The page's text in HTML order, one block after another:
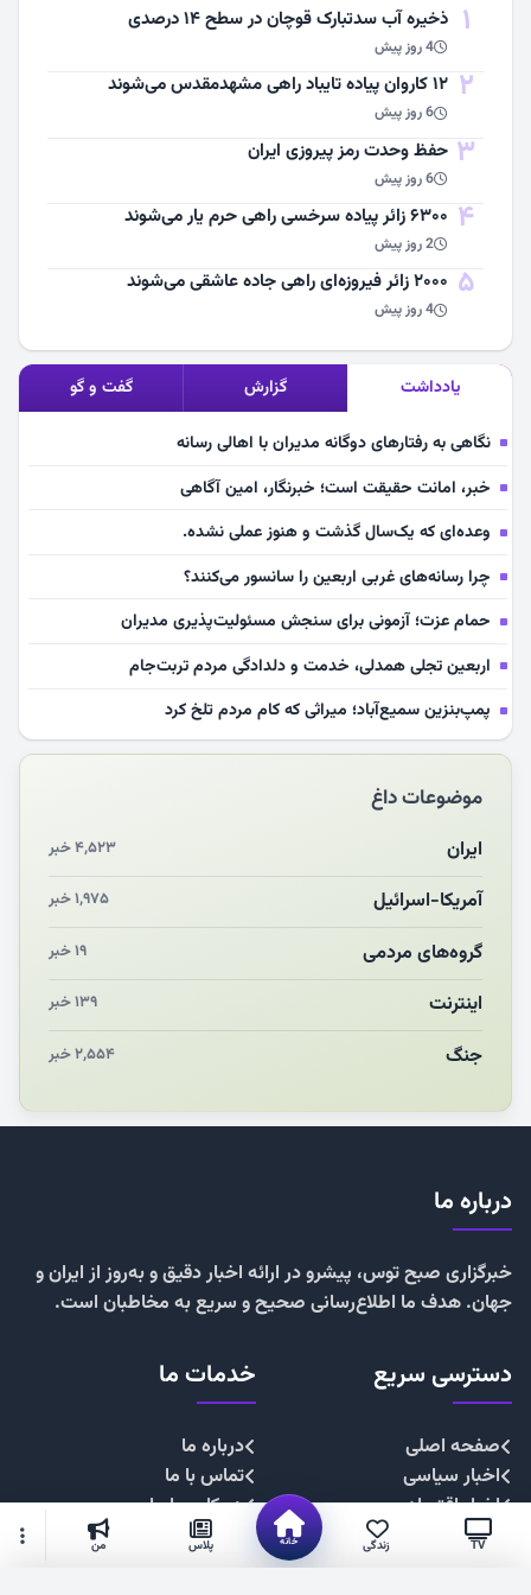
1 ذخیره آب سدتبارک قوچان در سطح ۱۴ درصدی
4 روز پیش
2 ۱۲ کاروان پیاده تایباد راهی مشهدمقدس می‌شوند
6 روز پیش
3 حفظ وحدت رمز پیروزی ایران
6 روز پیش
4 ۶۳۰۰ زائر پیاده سرخسی راهی حرم یار می‌شوند
2 روز پیش
5 ۲۰۰۰ زائر فیروزه‌ای راهی جاده عاشقی می‌شوند
4 روز پیش
یادداشت گزارش گفت و گو
نگاهی به رفتارهای دوگانه مدیران با اهالی رسانه
خبر، امانت حقیقت است؛ خبرنگار، امین آگاهی
وعده‌ای که یک‌سال گذشت و هنوز عملی نشده.
چرا رسانه‌های غربی اربعین را سانسور می‌کنند؟
حمام عزت؛ آزمونی برای سنجش مسئولیت‌پذیری مدیران
اربعین تجلی همدلی، خدمت و دلدادگی مردم تربت‌جام
پمپ‌بنزین سمیع‌آباد؛ میراثی که کام مردم تلخ کرد
سلامت آینده‌سازان فوتبال قربانی بی‌توجهی مسئولان
بازخوانی رسانه‌ای اندیشه رهبر شهید
مشهدالرضا آقای شهید ایران را در آغوش کشید
مکن ای صبح طلوع
موضوعات داغ
ایران ۴,۵۲۳ خبر
آمریکا-اسرائیل ۱,۹۷۵ خبر
گروه‌های مردمی ۱۹ خبر
اینترنت ۱۳۹ خبر
جنگ ۲,۵۵۴ خبر
TV زندگی خانه پلاس من
درباره ما
خبرگزاری صبح توس، پیشرو در ارائه اخبار دقیق و به‌روز از ایران و
جهان. هدف ما اطلاع‌رسانی صحیح و سریع به مخاطبان است.
دسترسی سریع
صفحه اصلی
اخبار سیاسی
اخبار اقتصادی
اخبار اجتماعی
خدمات ما
درباره ما
تماس با ما
همکاری با ما
تبلیغات